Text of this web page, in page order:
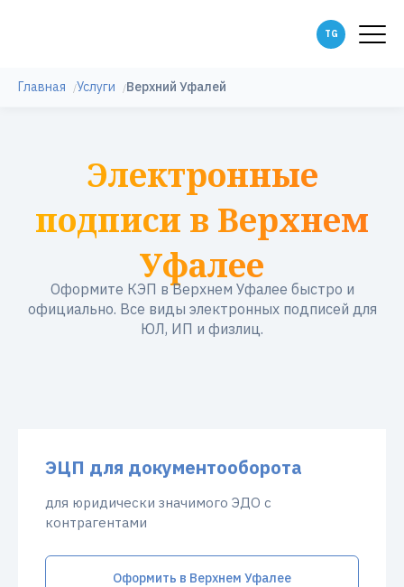
Главная Услуги Верхний Уфалей
Электронные
подписи в Верхнем
Уфалее
Оформите КЭП в Верхнем Уфалее быстро и
официально. Все виды электронных подписей для
ЮЛ, ИП и физлиц.
ЭЦП для документооборота
для юридически значимого ЭДО с
контрагентами
Оформить в Верхнем Уфалее